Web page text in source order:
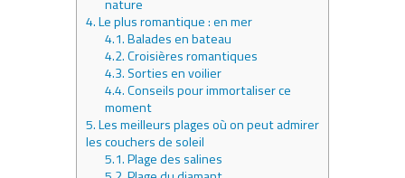
nature
4.Le plus romantique : en mer
4.1.Balades en bateau
4.2.Croisières romantiques
4.3.Sorties en voilier
4.4.Conseils pour immortaliser ce
moment
5.Les meilleurs plages où on peut admirer
les couchers de soleil
5.1.Plage des salines